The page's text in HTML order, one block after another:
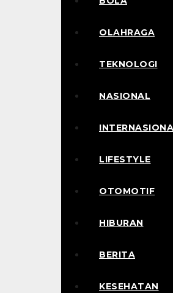
OLAHRAGA
TEKNOLOGI
NASIONAL
LIFESTYLE
OTOMOTIF
HIBURAN
BERITA
KESEHATAN